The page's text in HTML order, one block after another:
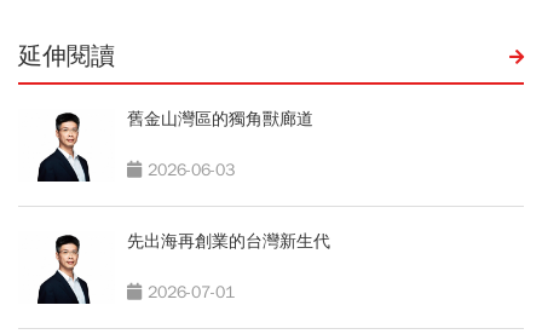
延伸閱讀
舊金山灣區的獨角獸廊道
2026-06-03
先出海再創業的台灣新生代
2026-07-01